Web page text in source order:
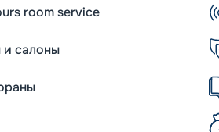
65 м;
– 20;
– 218 тыс. т;
9 м;
кают – 3 000. Предлагается
room service
салоны